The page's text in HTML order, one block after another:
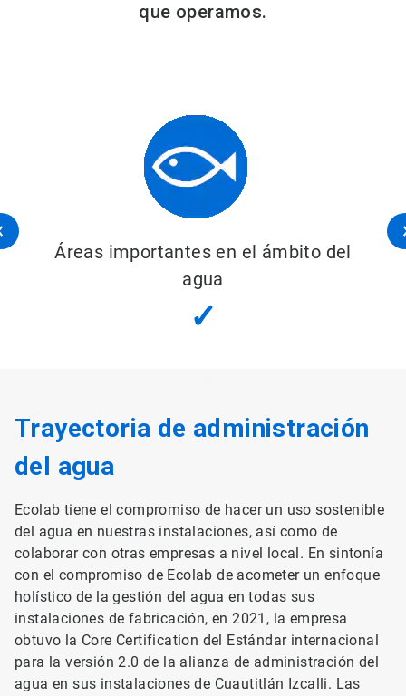
que operamos.
en el ámbito del
Saneamiento e
Trayectoria de administración
del agua
Ecolab tiene el compromiso de hacer un uso sostenible
del agua en nuestras instalaciones, así como de
colaborar con otras empresas a nivel local. En sintonía
con el compromiso de Ecolab de acometer un enfoque
holístico de la gestión del agua en todas sus
instalaciones de fabricación, en 2021, la empresa
obtuvo la Core Certification del Estándar internacional
para la versión 2.0 de la alianza de administración del
agua en sus instalaciones de Cuautitlán Izcalli. Las